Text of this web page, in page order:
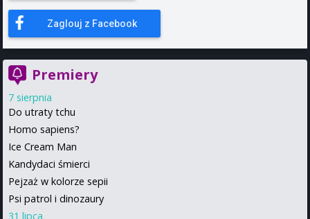
Zaglouj z Facebook
Premiery
7 sierpnia
Do utraty tchu
Homo sapiens?
Ice Cream Man
Kandydaci śmierci
Pejzaż w kolorze sepii
Psi patrol i dinozaury
31 lipca